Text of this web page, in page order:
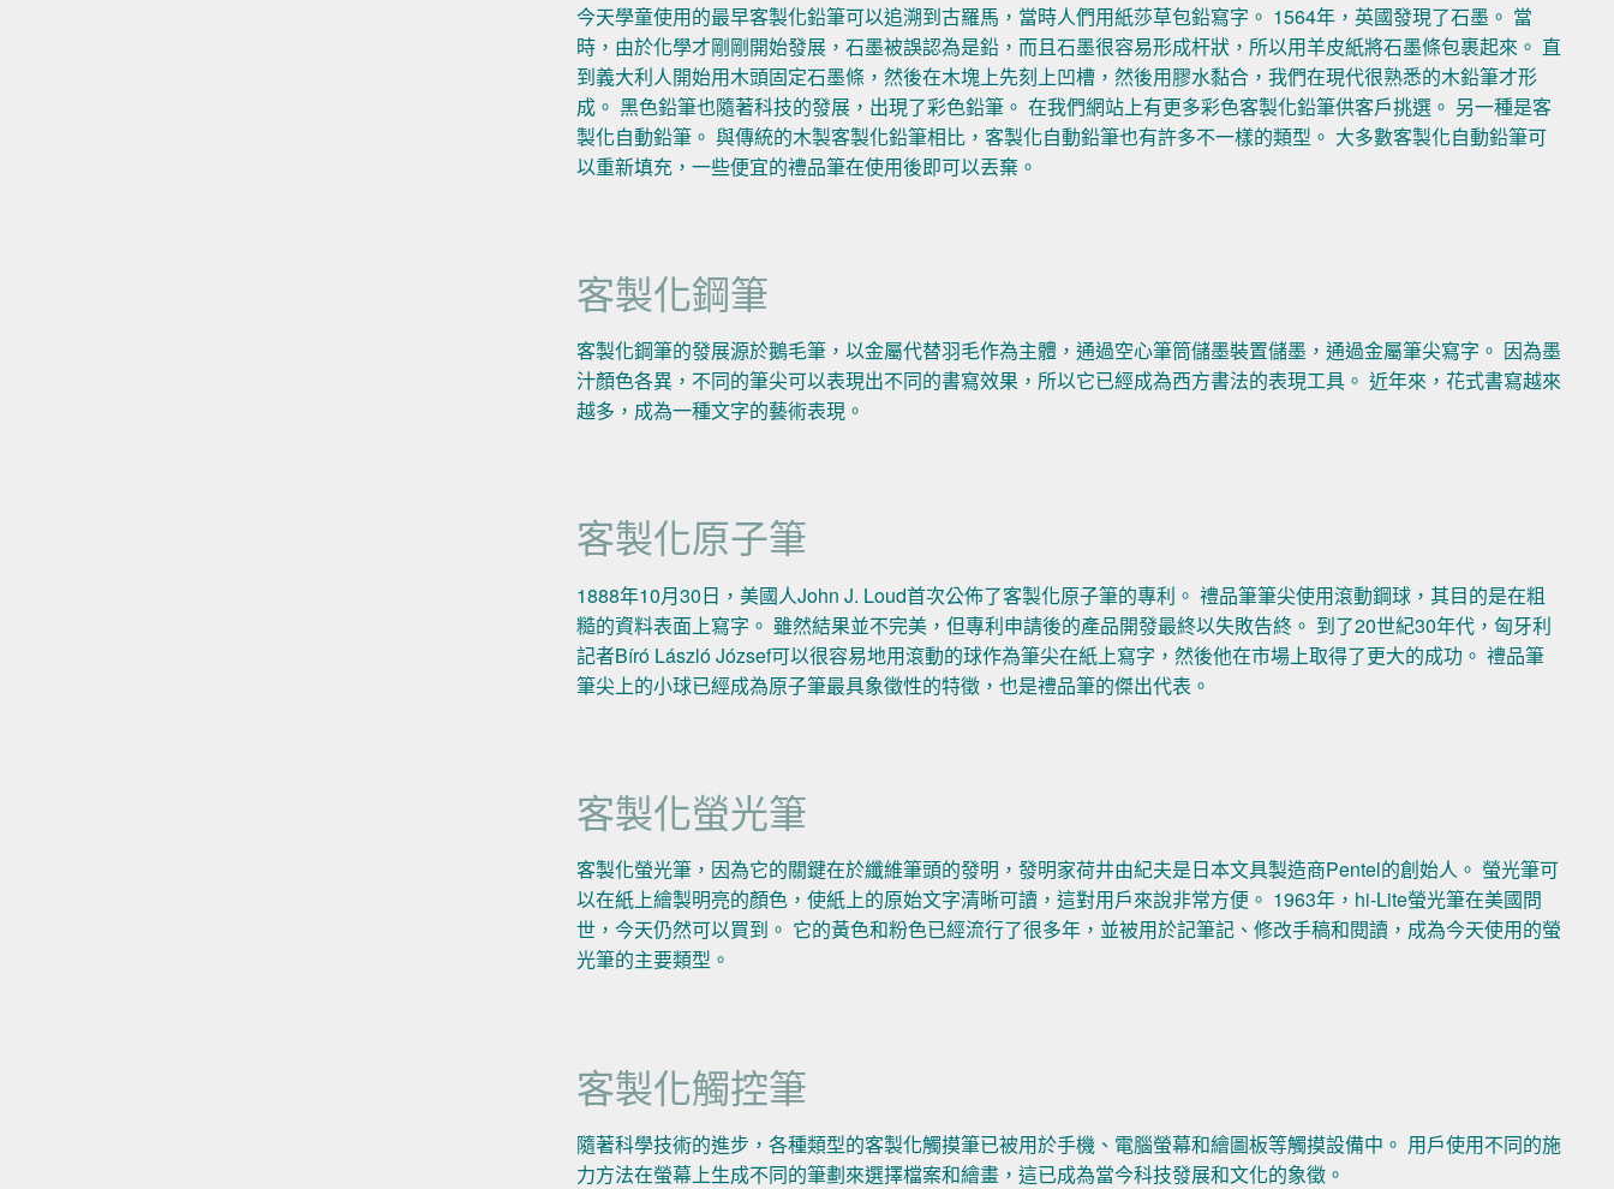
今天學童使用的最早客製化鉛筆可以追溯到古羅馬，當時人們用紙莎草包鉛寫字。 1564年，英國發現了石墨。 當
時，由於化學才剛剛開始發展，石墨被誤認為是鉛，而且石墨很容易形成杆狀，所以用羊皮紙將石墨條包裹起來。 直
到義大利人開始用木頭固定石墨條，然後在木塊上先刻上凹槽，然後用膠水黏合，我們在現代很熟悉的木鉛筆才形
成。 黑色鉛筆也隨著科技的發展，出現了彩色鉛筆。 在我們網站上有更多彩色客製化鉛筆供客戶挑選。 另一種是客
製化自動鉛筆。 與傳統的木製客製化鉛筆相比，客製化自動鉛筆也有許多不一樣的類型。 大多數客製化自動鉛筆可
以重新填充，一些便宜的禮品筆在使用後即可以丟棄。
客製化鋼筆
客製化鋼筆的發展源於鵝毛筆，以金屬代替羽毛作為主體，通過空心筆筒儲墨裝置儲墨，通過金屬筆尖寫字。 因為墨
汁顏色各異，不同的筆尖可以表現出不同的書寫效果，所以它已經成為西方書法的表現工具。 近年來，花式書寫越來
越多，成為一種文字的藝術表現。
客製化原子筆
1888年10月30日，美國人John J. Loud首次公佈了客製化原子筆的專利。 禮品筆筆尖使用滾動鋼球，其目的是在粗
糙的資料表面上寫字。 雖然結果並不完美，但專利申請後的產品開發最終以失敗告終。 到了20世紀30年代，匈牙利
記者Bíró László József可以很容易地用滾動的球作為筆尖在紙上寫字，然後他在市場上取得了更大的成功。 禮品筆
筆尖上的小球已經成為原子筆最具象徵性的特徵，也是禮品筆的傑出代表。
客製化螢光筆
客製化螢光筆，因為它的關鍵在於纖維筆頭的發明，發明家荷井由紀夫是日本文具製造商Pentel的創始人。 螢光筆可
以在紙上繪製明亮的顏色，使紙上的原始文字清晰可讀，這對用戶來說非常方便。 1963年，hi-Lite螢光筆在美國問
世，今天仍然可以買到。 它的黃色和粉色已經流行了很多年，並被用於記筆記、修改手稿和閱讀，成為今天使用的螢
光筆的主要類型。
客製化觸控筆
隨著科學技術的進步，各種類型的客製化觸摸筆已被用於手機、電腦螢幕和繪圖板等觸摸設備中。 用戶使用不同的施
力方法在螢幕上生成不同的筆劃來選擇檔案和繪畫，這已成為當今科技發展和文化的象徵。